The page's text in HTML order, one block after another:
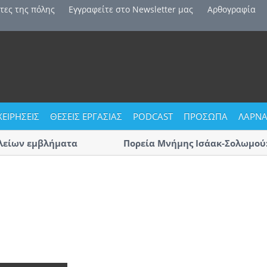
της πόλης Εγγραφείτε στο Newsletter μας Αρθογραφία
ΘΕΣΕΙΣ ΕΡΓΑΣΙΑΣ PODCAST ΠΡΟΣΩΠΑ
εμβλήματα
Πορεία Μνήμης Ισάακ-Σολωμού:
Αύριο η μεγάλη πορεία «με